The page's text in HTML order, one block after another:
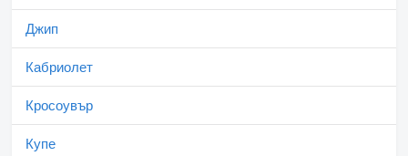
Джип
Кабриолет
Кросоувър
Купе